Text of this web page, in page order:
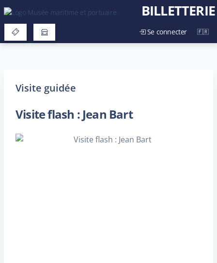
BILLETTERIE
Se connecter
Visite guidée
Visite flash : Jean Bart